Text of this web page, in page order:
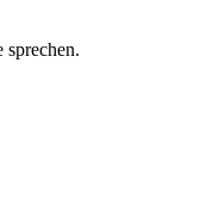
sprechen.